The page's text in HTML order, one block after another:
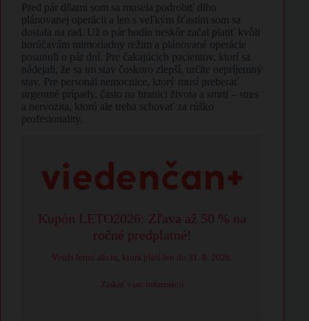
Pred pár dňami som sa musela podrobiť dlho
plánovanej operácii a len s veľkým šťastím som sa
dostala na rad. Už o pár hodín neskôr začal platiť kvôli
horúčavám mimoriadny režim a plánované operácie
posunuli o pár dní. Pre čakajúcich pacientov, ktorí sa
nádejali, že sa im stav čoskoro zlepší, určite nepríjemný
stav. Pre personál nemocnice, ktorý musí preberať
urgentné prípady, často na hranici života a smrti – stres
a nervozita, ktorú ale treba schovať za rúško
profesionality.
Kupón LETO2026: Zľava až 50 % na
ročné predplatné!
Využi letnú akciu, ktorá platí len do 31. 8. 2026.
Získať viac informácií